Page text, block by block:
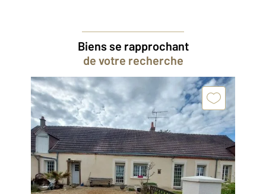
Biens se rapprochant
de votre recherche